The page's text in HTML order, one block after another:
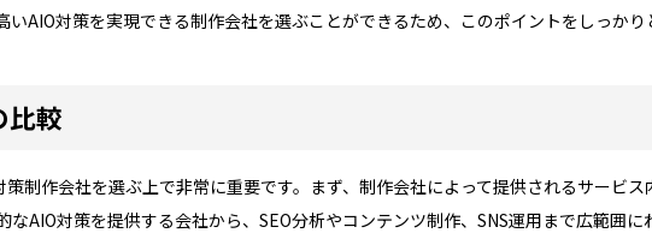
AIO対策を実現できる制作会社を選ぶことができるため、このポイントをしっかり
比較
制作会社を選ぶ上で非常に重要です。まず、制作会社によって提供されるサービ
AIO対策を提供する会社から、SEO分析やコンテンツ制作、SNS運用まで広範囲